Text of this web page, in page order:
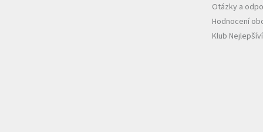
Otázky a
Hodnocení
Klub